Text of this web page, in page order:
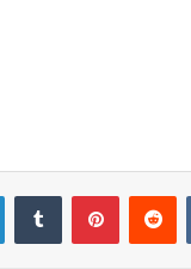
LinkedinTumblr Pinterest